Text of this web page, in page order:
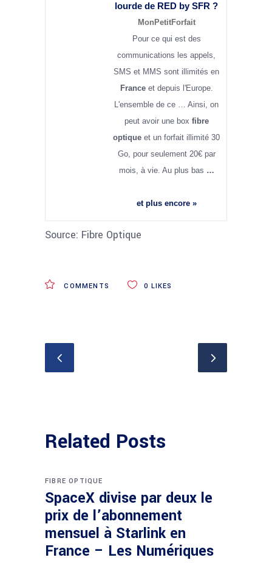
lourde de RED by SFR ?
MonPetitForfait
Pour ce qui est des
communications les appels,
SMS et MMS sont illimités en
Franceet depuis l'Europe.
L'ensemble de ce … Ainsi, on
peut avoir une box fibre
optique et un forfait illimité 30
Go, pour seulement 20€ par
mois, à vie. Au plus bas …
et plus encore »
Source: Fibre Optique
COMMENTS 0 LIKES
Related Posts
FIBRE OPTIQUE
SpaceX divise par deux le
prix de l’abonnement
mensuel à Starlink en
France – Les Numériques